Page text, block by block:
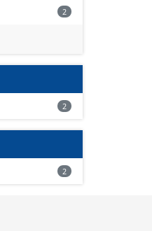
2
2
2